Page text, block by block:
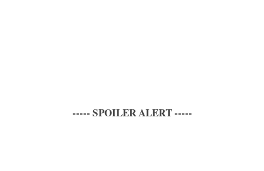
----- SPOILER ALERT -----